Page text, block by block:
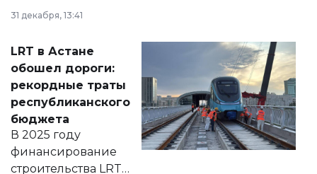
города на 2026–
2028 годы.
документ
появился в базе
нормативных
правовых актов и
на сайте маслихат
города.
31 декабря, 13:41
LRT в Астане
обошел дороги:
рекордные траты
республиканского
бюджета
В 2025 году
финансирование
строительства LRT